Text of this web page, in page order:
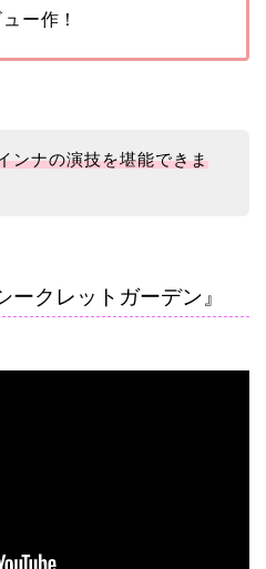
ー作！
ンナの演技を堪能できま
クレットガーデン』